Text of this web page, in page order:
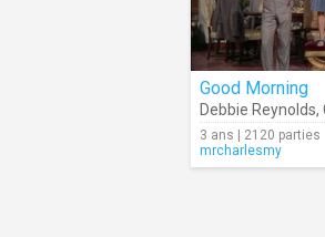
Good Morning
Debbie Reynolds,
3 ans | 2120 parties
mrcharlesmy